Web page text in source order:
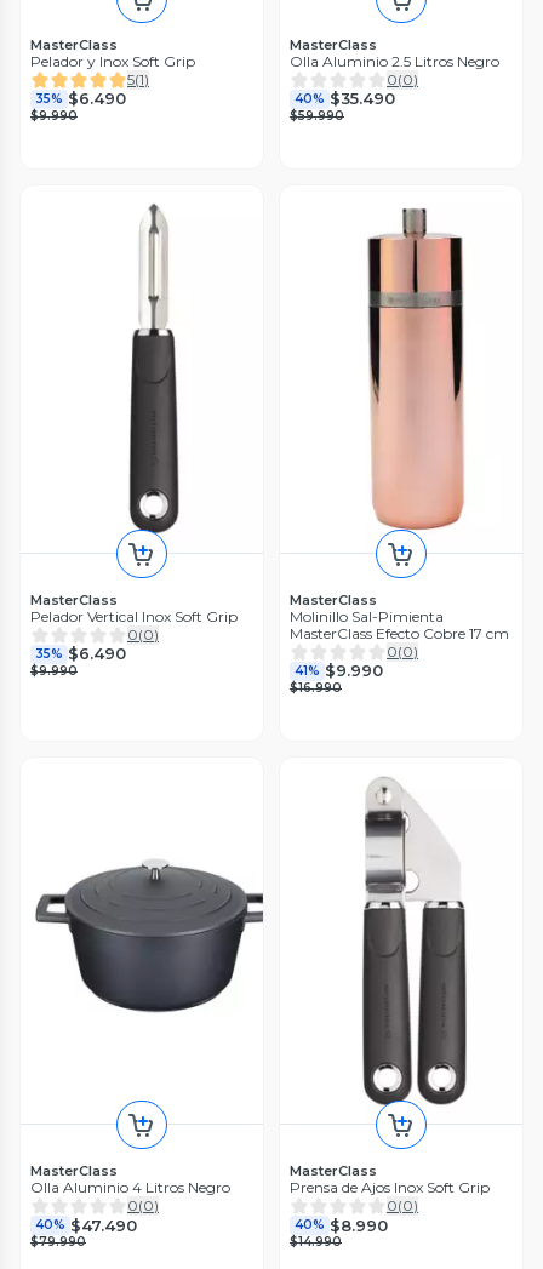
MasterClass
Pelador y Inox Soft Grip
5(1)
35% $6.490
$9.990
MasterClass
Olla Aluminio 2.5 Litros Negro
0(0)
40% $35.490
$59.990
MasterClass
Pelador Vertical Inox Soft Grip
0(0)
35% $6.490
$9.990
MasterClass
Molinillo Sal-Pimienta
MasterClass Efecto Cobre 17 cm
0(0)
41% $9.990
$16.990
MasterClass
Olla Aluminio 4 Litros Negro
0(0)
40% $47.490
$79.990
MasterClass
Prensa de Ajos Inox Soft Grip
0(0)
40% $8.990
$14.990